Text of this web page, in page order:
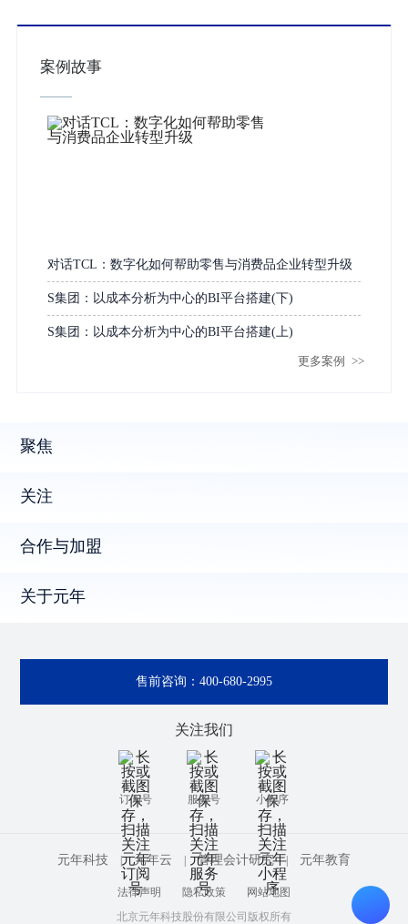
案例故事
对话TCL：数字化如何帮助零售与消费品企业转型升级
S集团：以成本分析为中心的BI平台搭建(下)
S集团：以成本分析为中心的BI平台搭建(上)
更多案例 >>
聚焦
关注
合作与加盟
关于元年
售前咨询： 400-680-2995
关注我们
订阅号 服务号 小程序
元年科技 | 元年云 管理会计研究 | 元年教育
法律声明 隐私政策
网站地图
北京元年科技股份有限公司版权所有